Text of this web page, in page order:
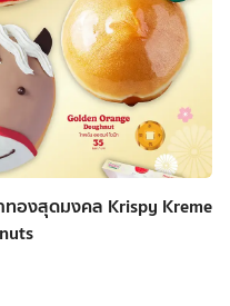
องสุดมงคล Krispy Kreme